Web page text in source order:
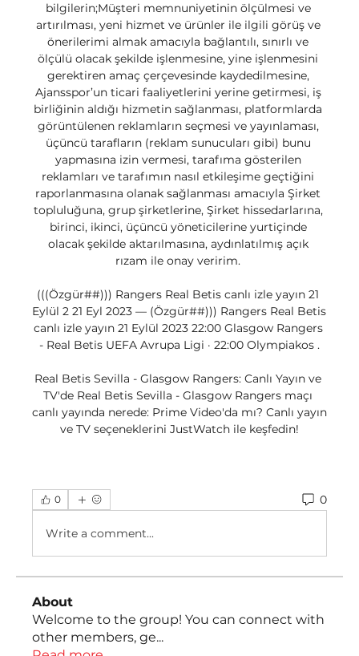
bilgilerin;Müşteri memnuniyetinin ölçülmesi ve
artırılması, yeni hizmet ve ürünler ile ilgili görüş ve
önerilerimi almak amacıyla bağlantılı, sınırlı ve
ölçülü olacak şekilde işlenmesine, yine işlenmesini
gerektiren amaç çerçevesinde kaydedilmesine,
Ajansspor’un ticari faaliyetlerini yerine getirmesi, iş
birliğinin aldığı hizmetin sağlanması, platformlarda
görüntülenen reklamların seçmesi ve yayınlaması,
üçüncü tarafların (reklam sunucuları gibi) bunu
yapmasına izin vermesi, tarafıma gösterilen
reklamları ve tarafımın nasıl etkileşime geçtiğini
raporlanmasına olanak sağlanması amacıyla Şirket
topluluğuna, grup şirketlerine, Şirket hissedarlarına,
birinci, ikinci, üçüncü yöneticilerine yurtiçinde
olacak şekilde aktarılmasına, aydınlatılmış açık
rızam ile onay veririm.
(((Özgür##))) Rangers Real Betis canlı izle yayın 21
Eylül 2 21 Eyl 2023 — (Özgür##))) Rangers Real Betis
canlı izle yayın 21 Eylül 2023 22:00 Glasgow Rangers
- Real Betis UEFA Avrupa Ligi · 22:00 Olympiakos .
Real Betis Sevilla - Glasgow Rangers: Canlı Yayın ve
TV'de Real Betis Sevilla - Glasgow Rangers maçı
canlı yayında nerede: Prime Video'da mı? Canlı yayın
ve TV seçeneklerini JustWatch ile keşfedin!
0 0
Write a comment...
About
Welcome to the group! You can connect with
other members, ge...